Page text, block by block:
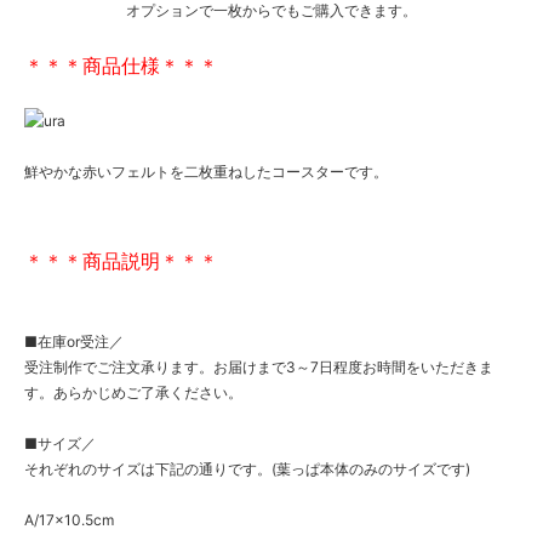
オプションで一枚からでもご購入できます。
＊＊＊商品仕様＊＊＊
鮮やかな赤いフェルトを二枚重ねしたコースターです。
＊＊＊商品説明＊＊＊
■在庫or受注／
受注制作でご注文承ります。お届けまで3～7日程度お時間をいただきま
す。あらかじめご了承ください。
■サイズ／
それぞれのサイズは下記の通りです。(葉っぱ本体のみのサイズです)
A/17×10.5cm